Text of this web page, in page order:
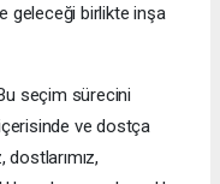
geleceği birlikte inşa
seçim sürecini
ve dostça